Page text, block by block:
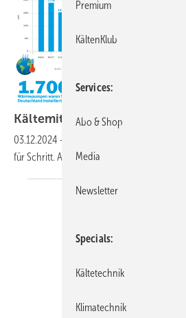
Kältemittel – GWP und TFA in
03.12.2024 -
für Schritt. Aber wie läuft er
Premium
KältenKlub
Services
Abo & Shop
Media
Newsletter
Specials
Kältetechnik
Klimatechnik